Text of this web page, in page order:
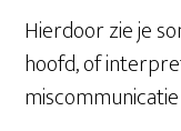
Hierdoor zie je
hoofd, of